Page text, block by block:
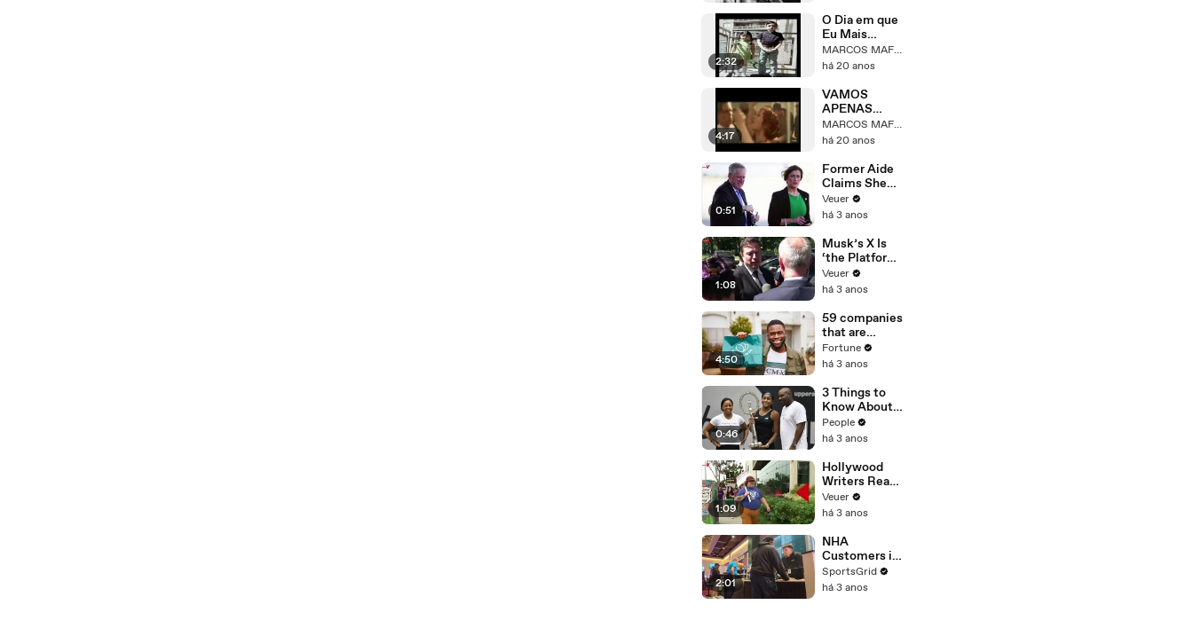
2:32
O Dia em que
Eu Mais
Chorei/Marco
s Mafra
MARCOS MAFRA
há 20 anos
4:17
VAMOS
APENAS
SONHAR -
MARCOS
MARCOS MAFRA
há 20 anos
0:51
Former Aide
Claims She
Was Asked to
Make a ‘Hit
Trump
Veuer
há 3 anos
1:08
Musk’s X Is
‘the Platform
With the
Largest Ratio
Misinformatio
n or
Disinformatio
n’ Amongst
All Social
Media
Platforms
Veuer
há 3 anos
4:50
59 companies
that are
changing the
world: From
Chobani
Fortune
há 3 anos
0:46
3 Things to
Know About
Coco Gauff's
Parents
People
há 3 anos
1:09
Hollywood
Writers Reach
‘Tentative
Agreement’
After 146 Day
Strike
Veuer
há 3 anos
2:01
NHA
Customers in
Limbo as
Company
SportsGrid
há 3 anos